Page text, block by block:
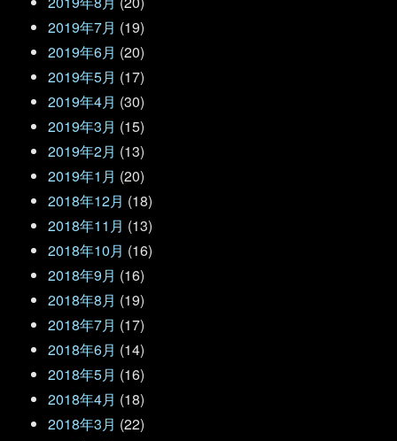
2019年7月 (19)
2019年6月 (20)
2019年5月 (17)
2019年4月 (30)
2019年3月 (15)
2019年2月 (13)
2019年1月 (20)
2018年12月 (18)
2018年11月 (13)
2018年10月 (16)
2018年9月 (16)
2018年8月 (19)
2018年7月 (17)
2018年6月 (14)
2018年5月 (16)
2018年4月 (18)
2018年3月 (22)